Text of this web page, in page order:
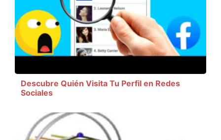
Descubre Quién Visita Tu Perfil en Redes
Sociales